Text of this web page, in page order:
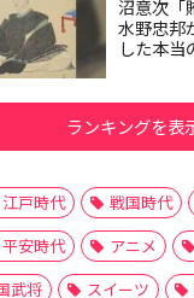
沼意次「
水野忠邦
した本当
ランキングを表
江戸時代 戦国時代
平安時代
アニメ
武将
スイーツ